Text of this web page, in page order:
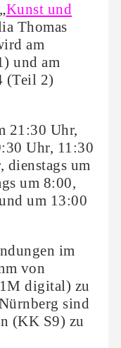
Kunst und
Thomas
am
und am
(Teil 2)
21:30 Uhr,
Uhr, 11:30
dienstags um
um 8:00,
um 13:00
im
von
digital) zu
sind
(KK S9) zu